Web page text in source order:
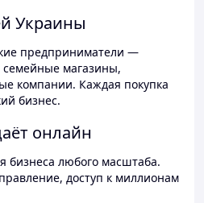
Украины
предприниматели —
магазины,
компании. Каждая покупка
бизнес.
онлайн
бизнеса любого масштаба.
доступ к миллионам